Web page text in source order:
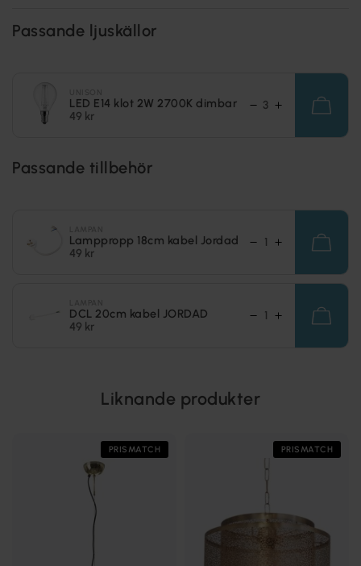
Passande ljuskällor
LED E14 klot 2W 2700K dimbar
49 kr
Passande tillbehör
Lamppropp 18cm kabel Jordad
49 kr
DCL 20cm kabel JORDAD
49 kr
Liknande produkter
PRISMATCH PRISMATCH